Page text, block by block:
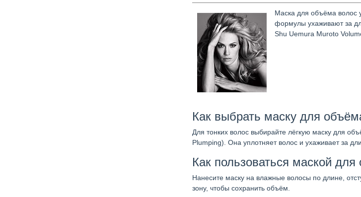
Маска для объёма волос
формулы ухаживают за
Shu Uemura Muroto
Как выбрать маску для
Для тонких волос выбирайте лёгкую маску для
Plumping). Она уплотняет волос и ухаживает за
Как пользоваться маской
Нанесите маску на влажные волосы по длине,
зону, чтобы сохранить объём.